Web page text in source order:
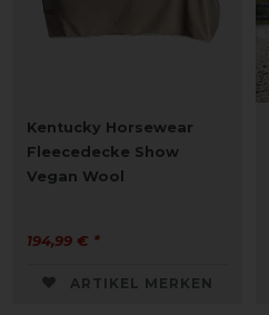
Kentucky Horsewear
Fleecedecke Show
Vegan Wool
194,99 € *
ARTIKEL MERKEN